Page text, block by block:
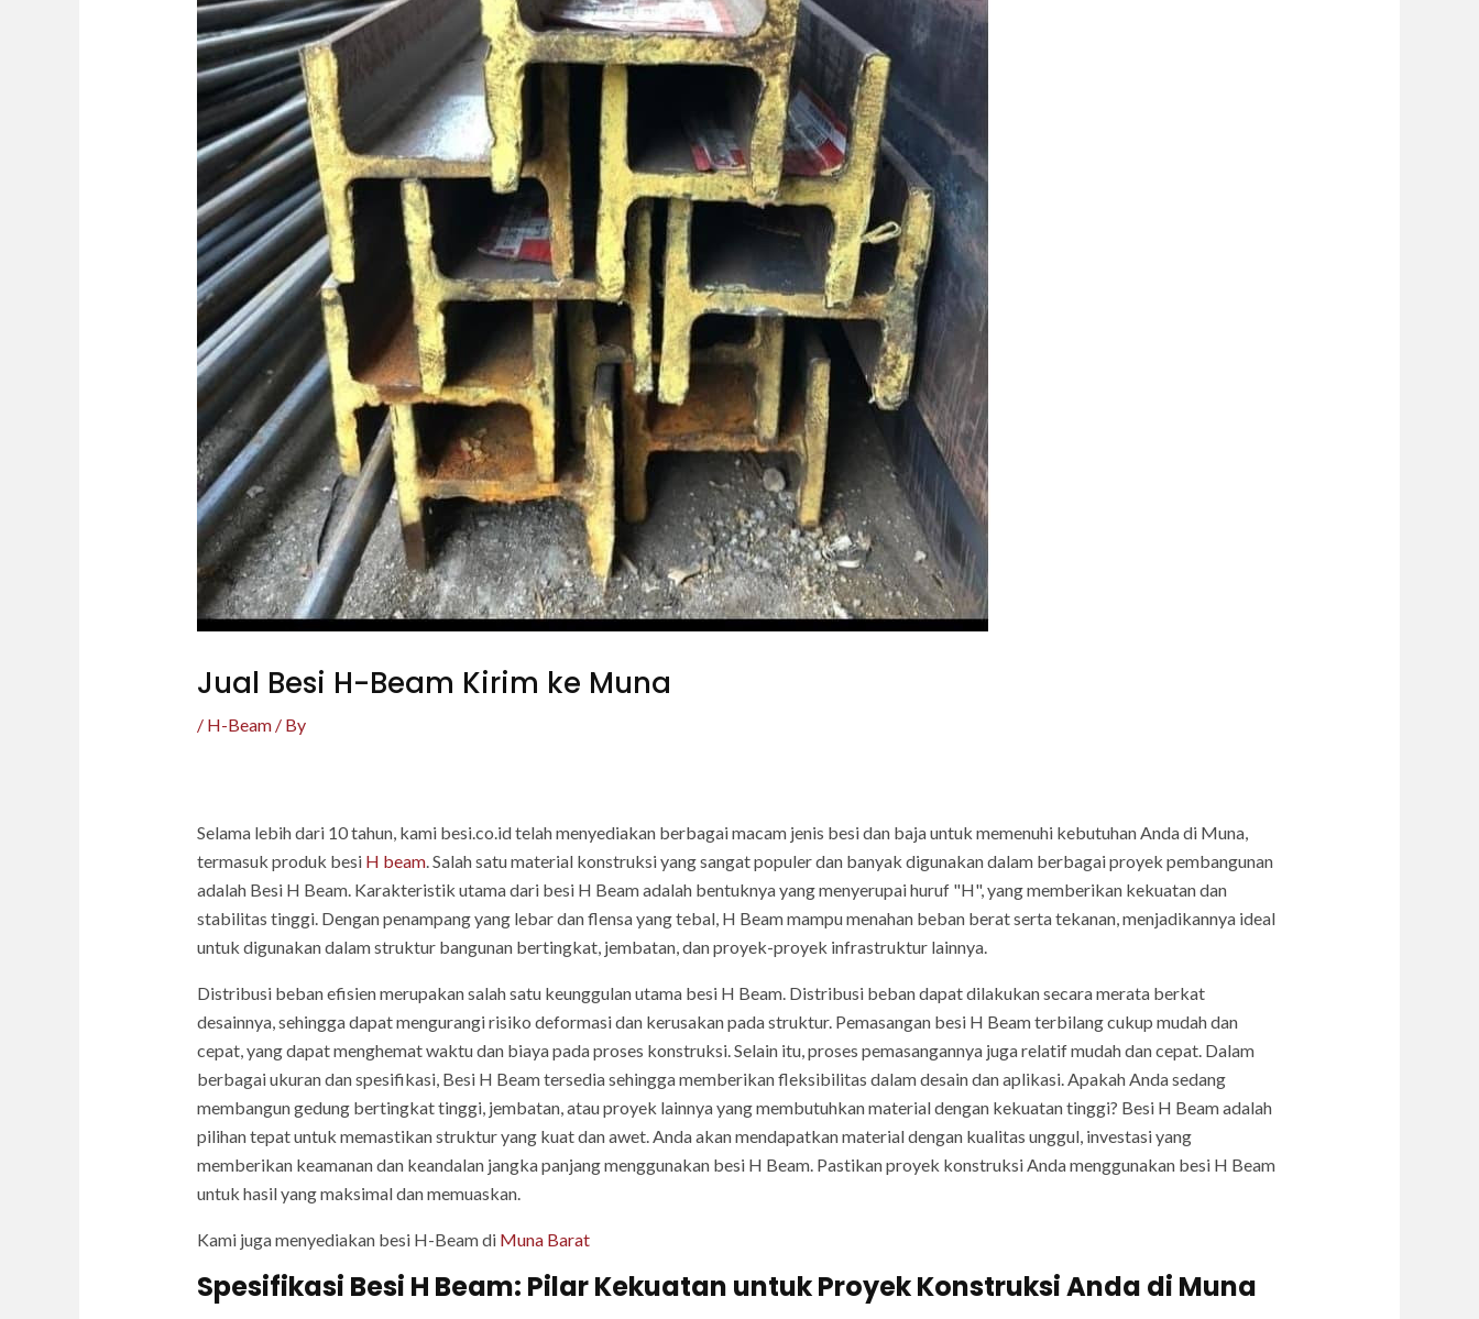
Jual Besi H-Beam Kirim ke Muna
/ H-Beam/ By
Selama lebih dari 10 tahun, kami besi.co.id telah menyediakan berbagai macam jenis besi dan baja untuk memenuhi kebutuhan Anda di Muna,
termasuk produk besi H beam. Salah satu material konstruksi yang sangat populer dan banyak digunakan dalam berbagai proyek pembangunan
adalah Besi H Beam. Karakteristik utama dari besi H Beam adalah bentuknya yang menyerupai huruf "H", yang memberikan kekuatan dan
stabilitas tinggi. Dengan penampang yang lebar dan flensa yang tebal, H Beam mampu menahan beban berat serta tekanan, menjadikannya ideal
untuk digunakan dalam struktur bangunan bertingkat, jembatan, dan proyek-proyek infrastruktur lainnya.
Distribusi beban efisien merupakan salah satu keunggulan utama besi H Beam. Distribusi beban dapat dilakukan secara merata berkat
desainnya, sehingga dapat mengurangi risiko deformasi dan kerusakan pada struktur. Pemasangan besi H Beam terbilang cukup mudah dan
cepat, yang dapat menghemat waktu dan biaya pada proses konstruksi. Selain itu, proses pemasangannya juga relatif mudah dan cepat. Dalam
berbagai ukuran dan spesifikasi, Besi H Beam tersedia sehingga memberikan fleksibilitas dalam desain dan aplikasi. Apakah Anda sedang
membangun gedung bertingkat tinggi, jembatan, atau proyek lainnya yang membutuhkan material dengan kekuatan tinggi? Besi H Beam adalah
pilihan tepat untuk memastikan struktur yang kuat dan awet. Anda akan mendapatkan material dengan kualitas unggul, investasi yang
memberikan keamanan dan keandalan jangka panjang menggunakan besi H Beam. Pastikan proyek konstruksi Anda menggunakan besi H Beam
untuk hasil yang maksimal dan memuaskan.
Kami juga menyediakan besi H-Beam di Muna Barat
Spesifikasi Besi H Beam: Pilar Kekuatan untuk Proyek Konstruksi Anda di Muna